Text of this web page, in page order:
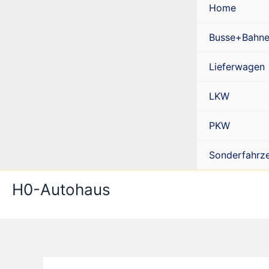
Home
Lieferwagen
LKW
PKW
H0-Autohaus